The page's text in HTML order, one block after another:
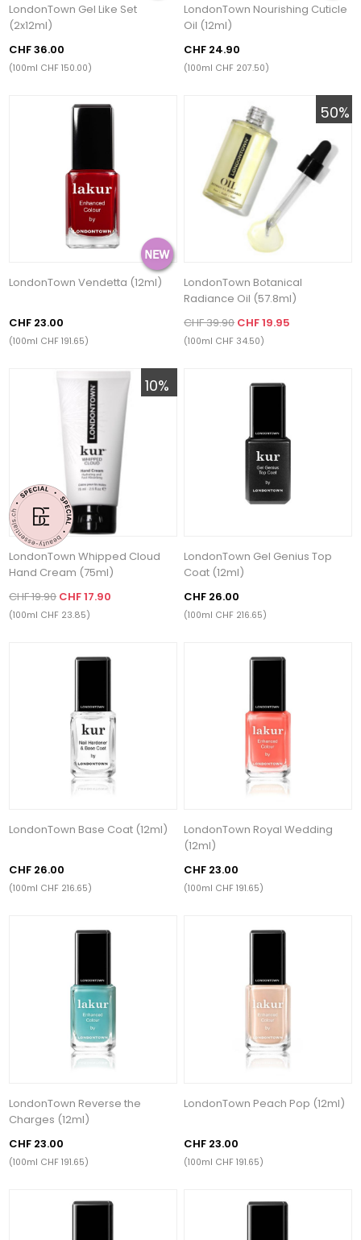
LondonTown Gel Like Set
(2x12ml)
CHF 36.00
(100ml CHF 150.00)
LondonTown Nourishing Cuticle
Oil (12ml)
CHF 24.90
(100ml CHF 207.50)
LondonTown Vendetta (12ml)
CHF 23.00
(100ml CHF 191.65)
50%
LondonTown Botanical
Radiance Oil (57.8ml)
CHF 39.90CHF 19.95
(100ml CHF 34.50)
10%
LondonTown Whipped Cloud
Hand Cream (75ml)
CHF 19.90 CHF 17.90
(100ml CHF 23.85)
LondonTown Gel Genius Top
Coat (12ml)
CHF 26.00
(100ml CHF 216.65)
LondonTown Base Coat (12ml)
CHF 26.00
(100ml CHF 216.65)
LondonTown Royal Wedding
(12ml)
CHF 23.00
(100ml CHF 191.65)
LondonTown Reverse the
Charges (12ml)
CHF 23.00
(100ml CHF 191.65)
LondonTown Peach Pop (12ml)
CHF 23.00
(100ml CHF 191.65)